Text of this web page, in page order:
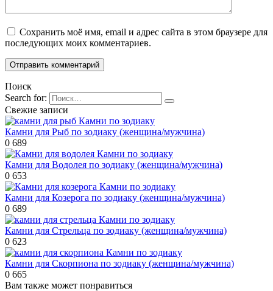
Сохранить моё имя, email и адрес сайта в этом браузере для
последующих моих комментариев.
Поиск
Search for:
Свежие записи
Камни по зодиаку
Камни для Рыб по зодиаку (женщина/мужчина)
0 689
Камни по зодиаку
Камни для Водолея по зодиаку (женщина/мужчина)
0 653
Камни по зодиаку
Камни для Козерога по зодиаку (женщина/мужчина)
0 689
Камни по зодиаку
Камни для Стрельца по зодиаку (женщина/мужчина)
0 623
Камни по зодиаку
Камни для Скорпиона по зодиаку (женщина/мужчина)
0 665
Вам также может понравиться